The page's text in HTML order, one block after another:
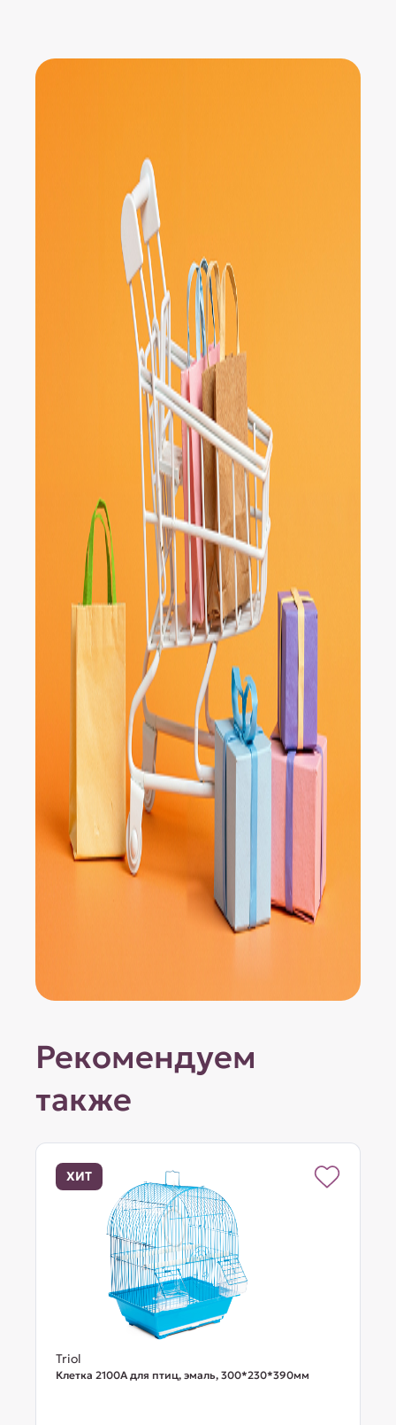
Рекомендуем
также
ХИТ
Triol
Клетка 2100A для птиц, эмаль, 300*230*390мм